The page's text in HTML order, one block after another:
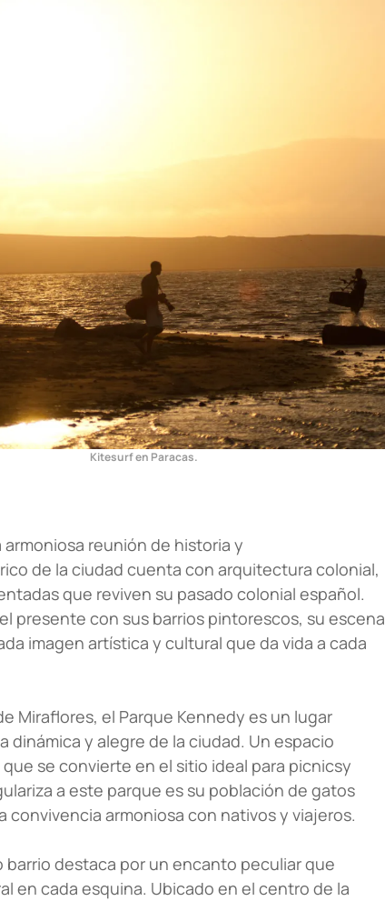
Kitesurf en Paracas.
reunión de historia y
de la ciudad cuenta con arquitectura colonial,
que reviven su pasado colonial español.
presente con sus barrios pintorescos, su escena
imagen artística y cultural que da vida a cada
Miraflores, el Parque Kennedy es un lugar
dinámica y alegre de la ciudad. Un espacio
se convierte en el sitio ideal para picnicsy
a este parque es su población de gatos
armoniosa con nativos y viajeros.
destaca por un encanto peculiar que
en cada esquina. Ubicado en el centro de la